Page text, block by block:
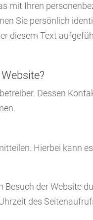
mit Ihren
Sie persönlich
diesem Text
Dessen
Hierbei kann
der Website
des